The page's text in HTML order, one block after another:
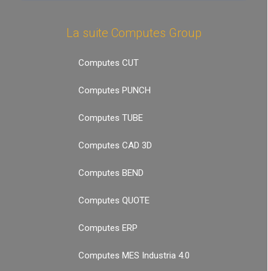
La suite Computes Group
Computes CUT
Computes PUNCH
Computes TUBE
Computes CAD 3D
Computes BEND
Computes QUOTE
Computes ERP
Computes MES Industria 4.0